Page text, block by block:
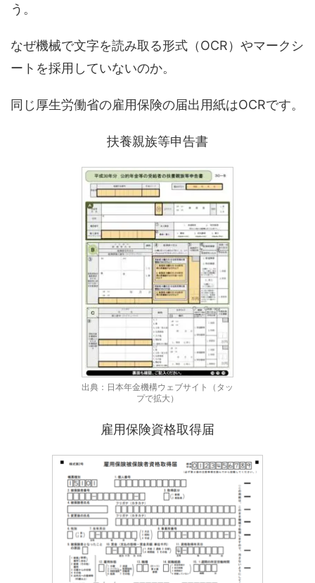
う。
なぜ機械で文字を読み取る形式（OCR）やマークシ
ートを採用していないのか。
同じ厚生労働省の雇用保険の届出用紙はOCRです。
扶養親族等申告書
出典：日本年金機構ウェブサイト（タッ
プで拡大）
雇用保険資格取得届